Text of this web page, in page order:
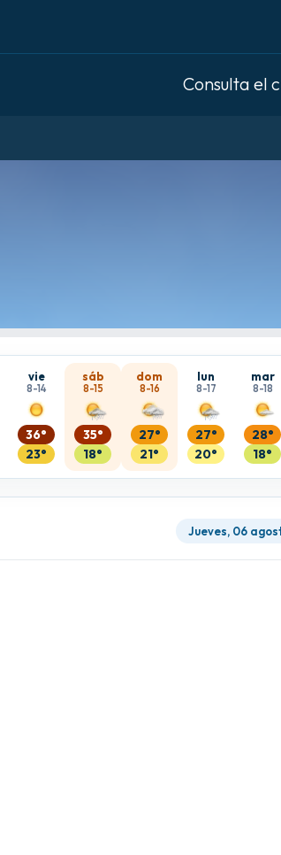
Consulta el
vie
8-14
36°
23°
sáb
8-15
35°
18°
dom
8-16
27°
21°
lun
8-17
27°
20°
mar
8-18
28°
18°
Jueves, 06